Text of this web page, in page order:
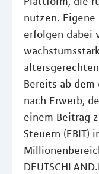
nutzen.
erfolgen dabei
Bereits ab
nach Erwerb,
einem Beitrag
Steuern (EBIT)